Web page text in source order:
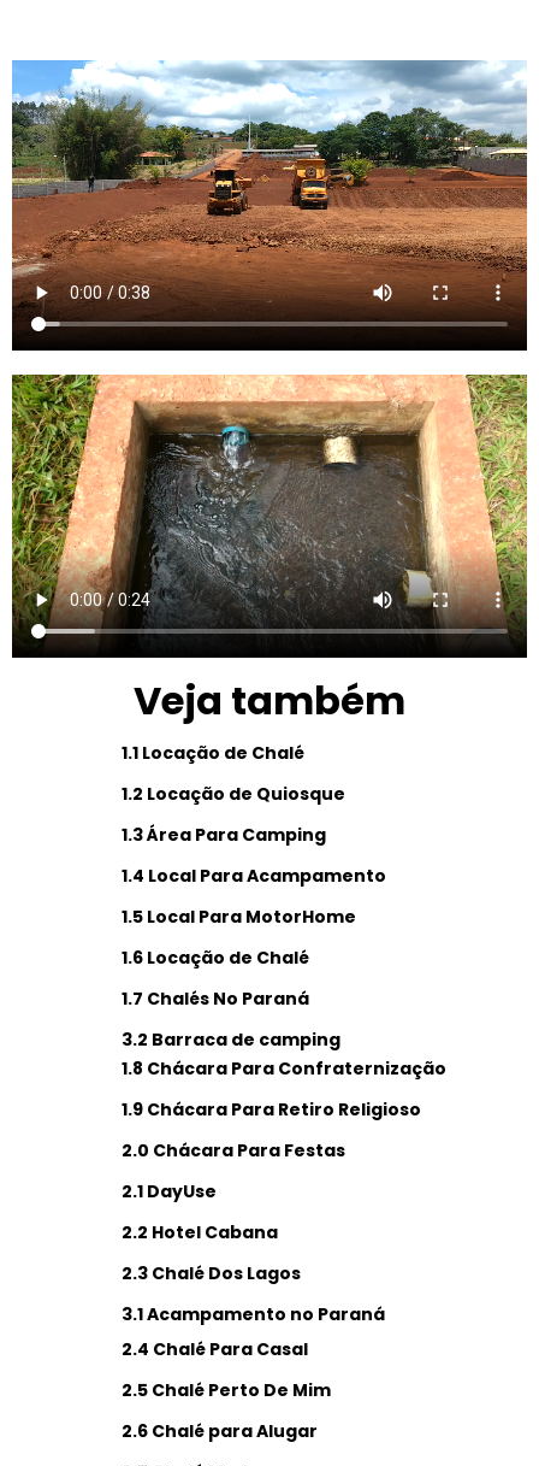
Veja também
1.1 Locação de Chalé
1.2 Locação de Quiosque
1.3 Área Para Camping
1.4 Local Para Acampamento
1.5 Local Para MotorHome
1.6 Locação de Chalé
1.7 Chalés No Paraná
3.2 Barraca de camping
1.8 Chácara Para Confraternização
1.9 Chácara Para Retiro Religioso
2.0 Chácara Para Festas
2.1 DayUse
2.2 Hotel Cabana
2.3 Chalé Dos Lagos
3.1 Acampamento no Paraná
2.4 Chalé Para Casal
2.5 Chalé Perto De Mim
2.6 Chalé para Alugar